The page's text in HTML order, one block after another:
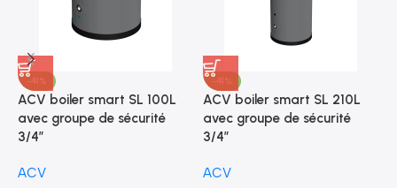
-41%
ACV boiler smart SL 100L
avec groupe de sécurité
3/4″
ACV
-41%
ACV boiler smart SL 210L
avec groupe de sécurité
3/4″
ACV